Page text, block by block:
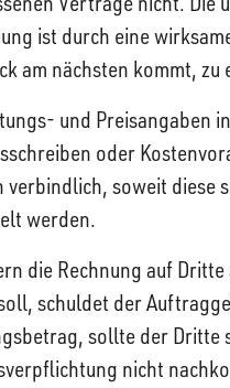
ist durch eine
am nächsten kommt, zu
und Preisangaben in
oder
verbindlich, soweit diese
werden.
die Rechnung auf
schuldet der
sollte der Dritte
nicht